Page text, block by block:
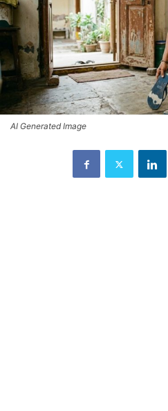
AI Generated Image